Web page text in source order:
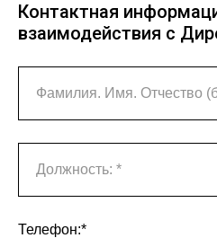
Контактная
взаимодействия с
Фамилия. Имя. Отчество
Должность: *
Телефон:*